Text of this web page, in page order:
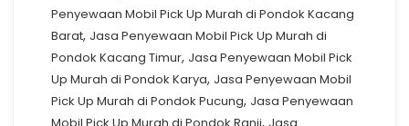
Penyewaan Mobil Pick Up Murah di Pondok Kacang
Barat, Jasa Penyewaan Mobil Pick Up Murah di
Pondok Kacang Timur, Jasa Penyewaan Mobil Pick
Up Murah di Pondok Karya, Jasa Penyewaan Mobil
Pick Up Murah di Pondok Pucung, Jasa Penyewaan